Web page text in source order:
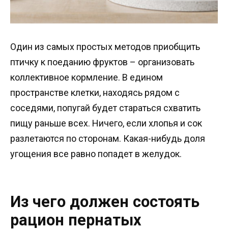
Один из самых простых методов приобщить
птичку к поеданию фруктов – организовать
коллективное кормление. В едином
пространстве клетки, находясь рядом с
соседями, попугай будет стараться схватить
пищу раньше всех. Ничего, если хлопья и сок
разлетаются по сторонам. Какая-нибудь доля
угощения все равно попадет в желудок.
Из чего должен состоять
рацион пернатых